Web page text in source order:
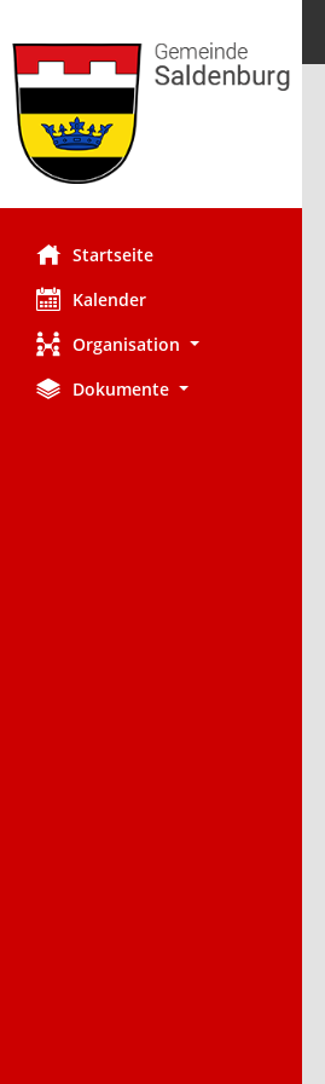
Startseite
Kalender
Organisation
Dokumente